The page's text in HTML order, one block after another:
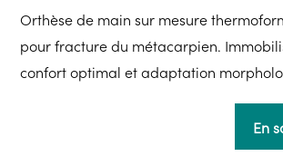
Orthèse de main sur mesure
pour fracture du métacarpien.
confort optimal et adaptation
En